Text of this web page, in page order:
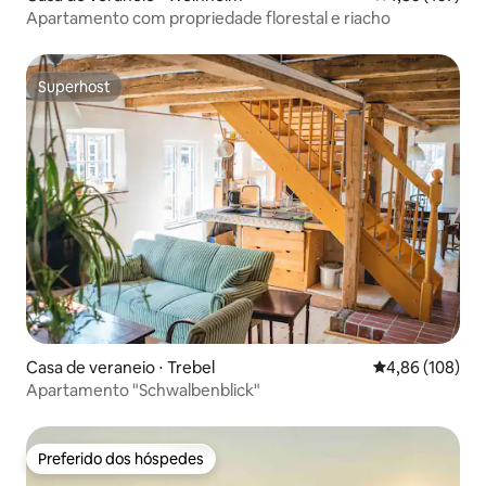
Apartamento com propriedade florestal e riacho
Superhost
Superhost
Casa de veraneio ⋅ Trebel 4,86 de uma
4,86 (108)
Apartamento "Schwalbenblick"
Preferido dos hóspedes
Preferido dos hóspedes